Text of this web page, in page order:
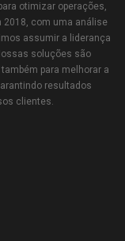
otimizar operações,
2018, com uma análise
assumir a liderança
soluções são
para melhorar a
resultados
clientes.